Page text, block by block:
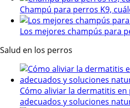
Champú para perros K9,
Los mejores champús para
Salud en los perros
Cómo aliviar la dermatitis
adecuados y soluciones